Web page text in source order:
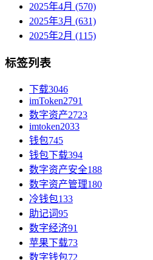
2025年4月 (570)
2025年3月 (631)
2025年2月 (115)
标签列表
下载3046
imToken2791
数字资产2723
imtoken2033
钱包745
钱包下载394
数字资产安全188
数字资产管理180
冷钱包133
助记词95
数字经济91
苹果下载73
数字钱包72